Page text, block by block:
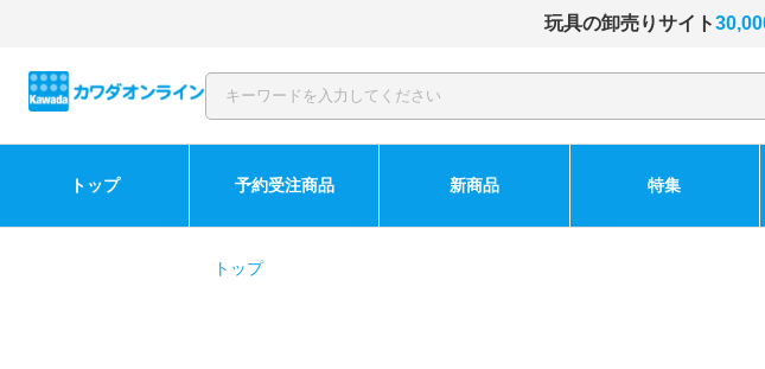
玩具の卸売りサイト
トップ 予約受注商品 新商品 特集
トップ